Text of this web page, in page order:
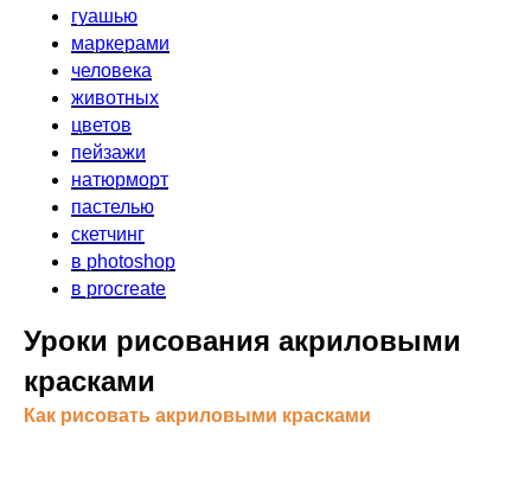
гуашью
маркерами
человека
животных
цветов
пейзажи
натюрморт
пастелью
скетчинг
в photoshop
в procreate
Уроки рисования акриловыми
красками
Как рисовать акриловыми красками